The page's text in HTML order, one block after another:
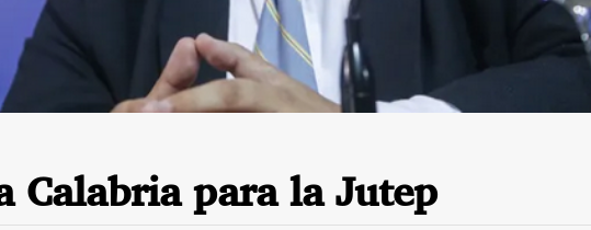
Calabria para la Jutep